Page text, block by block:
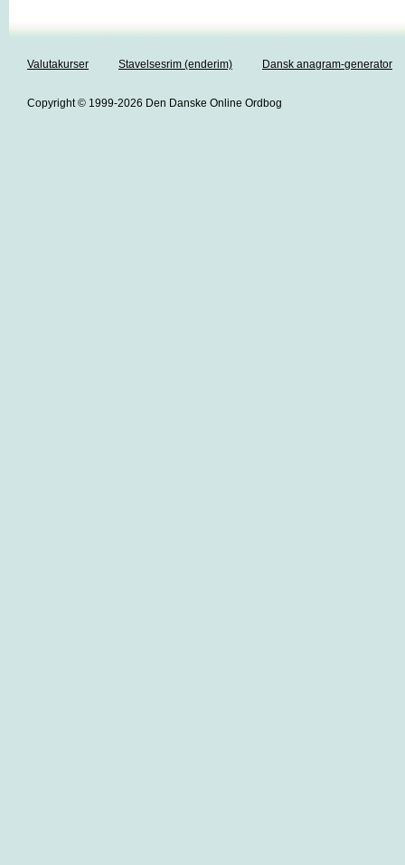
Valutakurser Stavelsesrim (enderim) Dansk anagram-generator
Copyright © 1999-2026 Den Danske Online Ordbog